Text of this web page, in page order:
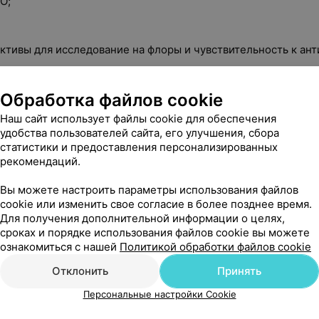
для исследование на флоры и чувствительность к
тренировки резервов аккомадации;
дня с расширением зрачка для сторонних специалистов.
и хочется, чтобы это зеркало как можно дольше
зрения или развитие различных глазных заболеваний
человека. Для того, чтобы следить за
врача-офтальмолога. Современная офтальмология
глаза, его придатков и зрительной системы.
диагностическом арсенале занимает методика
и как его измерять?
как передне-задняя ось глаза. Это условная линия,
сетчатки, фактически это — длина глаза.
Обработка файлов cookie
Наш сайт использует файлы cookie для обеспечения
удобства пользователей сайта, его улучшения, сбора
статистики и предоставления персонализированных
рекомендаций.
Вы можете настроить параметры использования файлов
cookie или изменить свое согласие в более позднее время.
Для получения дополнительной информации о целях,
сроках и порядке использования файлов cookie вы можете
ознакомиться с нашей Политикой обработки файлов cookie
Отклонить
Принять
Персональные настройки Cookie